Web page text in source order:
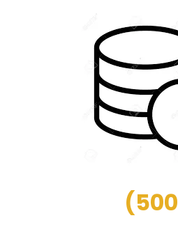
(500